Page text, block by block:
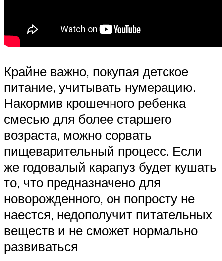
Крайне важно, покупая детское
питание, учитывать нумерацию.
Накормив крошечного ребенка
смесью для более старшего
возраста, можно сорвать
пищеварительный процесс. Если
же годовалый карапуз будет кушать
то, что предназначено для
новорожденного, он попросту не
наестся, недополучит питательных
веществ и не сможет нормально
развиваться